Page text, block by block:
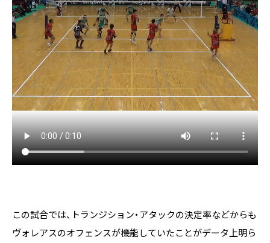
この試合では、トランジション・アタックの決定率などからも
ヴォレアスのオフェンスが機能していたことがデータ上明ら